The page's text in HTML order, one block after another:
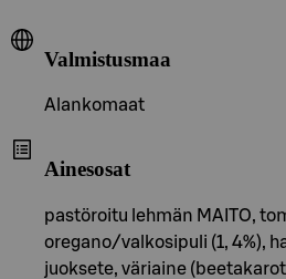
Valmistusmaa
Alankomaat
Ainesosat
pastöroitu lehmän MAITO,
oregano/valkosipuli (1, 4%),
juoksete, väriaine